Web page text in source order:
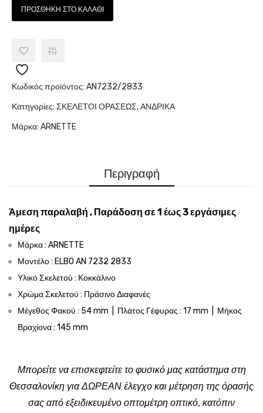
ΠΡΟΣΘΉΚΗ ΣΤΟ ΚΑΛΆΘΙ
Κωδικός προϊόντος: AN7232/2833
Κατηγορίες: ΣΚΕΛΕΤΟΙ ΟΡΑΣΕΩΣ,ΑΝΔΡΙΚΑ
Μάρκα: ARNETTE
Περιγραφή
Άμεση παραλαβή , Παράδοση σε 1 έως 3 εργάσιμες
ημέρες
Μάρκα : ARNETTE
Μοντέλο : ELBO AN 7232 2833
Υλικό Σκελετού : Κοκκάλινο
Χρώμα Σκελετού : Πράσινο Διαφανές
Μέγεθος Φακού : 54 mm | Πλάτος Γέφυρας : 17 mm | Μήκος
Βραχίονα : 145 mm
Μπορείτε να επισκεφτείτε το φυσικό μας κατάστημα στη
Θεσσαλονίκη για ΔΩΡΕΑΝ έλεγχο και μέτρηση της όρασής
σας από εξειδικευμένο οπτομέτρη οπτικό, κατόπιν